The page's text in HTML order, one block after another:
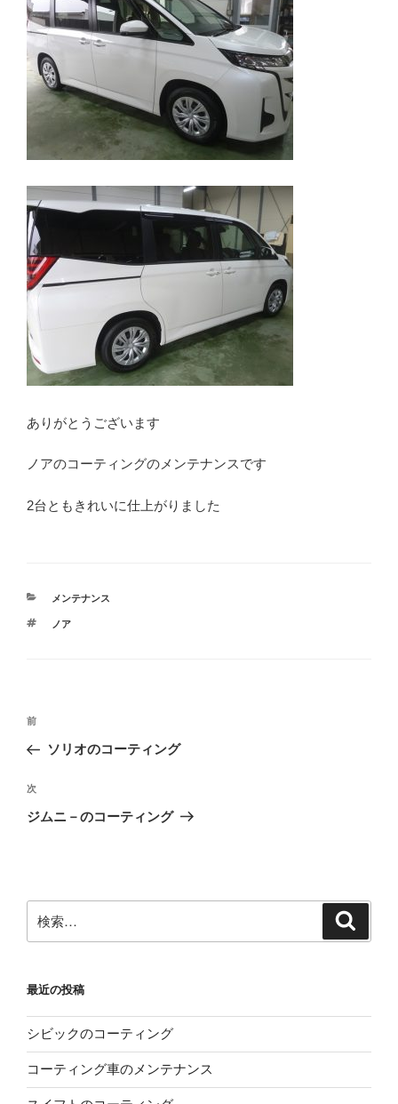
ありがとうございます
ノアのコーティングのメンテナンスです
2台ともきれいに仕上がりました
カ
ゴ
メンテナンス
タ
ノア
投
ナ
ビ
ゲ
ン
前
の
稿
前
ソリオのコーティング
次
の
次
ジムニ－のコーティング
索:
最近の投稿
シビックのコーティング
コーティング車のメンテナンス